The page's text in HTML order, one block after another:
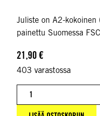
Juliste on A2-
painettu Suomessa
21,90 €
403 varastossa
Muumi-juliste määrä